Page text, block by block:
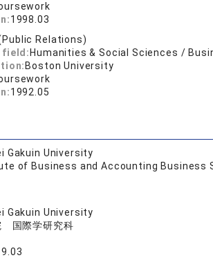
1998.03
Relations)
field: Humanities & Social Sciences /
Boston University
1992.05
Gakuin University
of Business and Accounting Business
Gakuin University
国際学研究科